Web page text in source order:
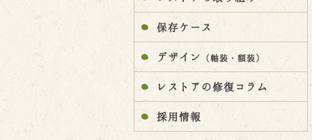
保存ケース
デザイン （軸装・額装）
レストアの修復コラム
採用情報